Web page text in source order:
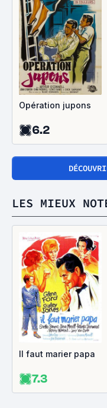
Opération jupons
6.2
LES MIEUX
Il faut marier papa
7.3